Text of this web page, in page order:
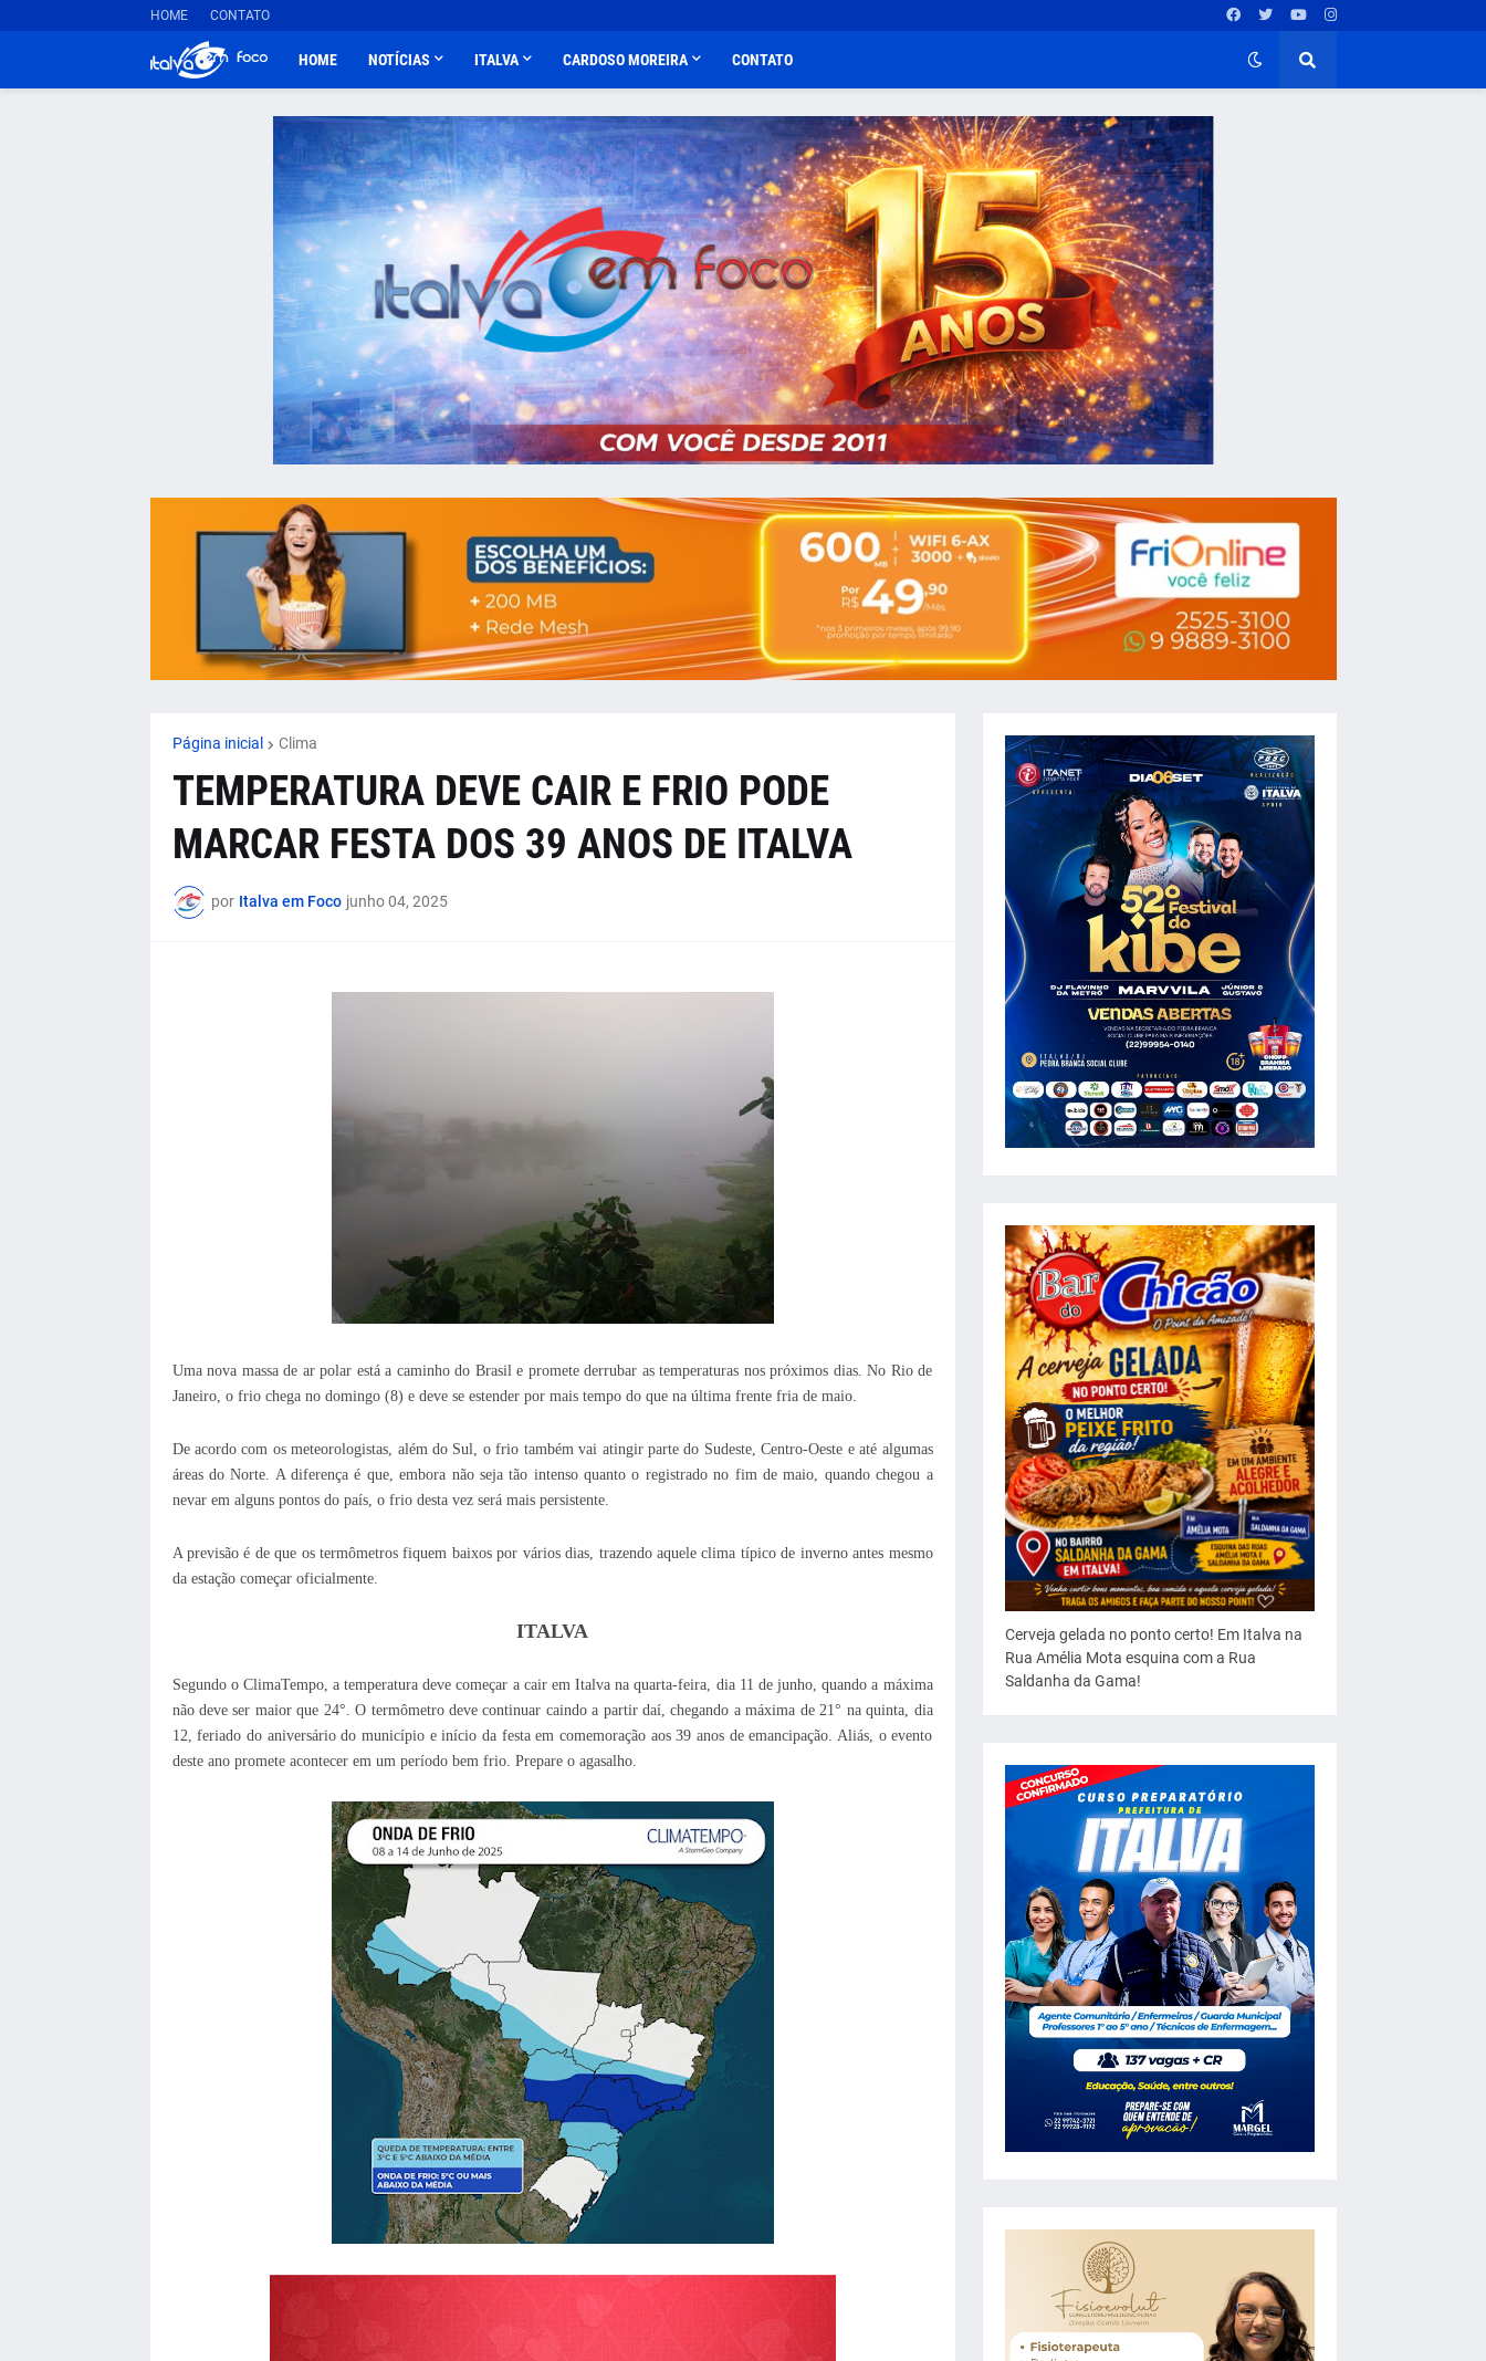
HOME CONTATO
HOME NOTÍCIAS ITALVA CARDOSO MOREIRA CONTATO
Página inicial Clima
TEMPERATURA DEVE CAIR E FRIO PODE
MARCAR FESTA DOS 39 ANOS DE ITALVA
por Italva em Foco junho 04, 2025
Uma nova massa de ar polar está a caminho do Brasil e promete derrubar as temperaturas nos próximos dias. No Rio de
Janeiro, o frio chega no domingo (8) e deve se estender por mais tempo do que na última frente fria de maio.
De acordo com os meteorologistas, além do Sul, o frio também vai atingir parte do Sudeste, Centro-Oeste e até algumas
áreas do Norte. A diferença é que, embora não seja tão intenso quanto o registrado no fim de maio, quando chegou a
nevar em alguns pontos do país, o frio desta vez será mais persistente.
A previsão é de que os termômetros fiquem baixos por vários dias, trazendo aquele clima típico de inverno antes mesmo
da estação começar oficialmente.
ITALVA
Segundo o ClimaTempo, a temperatura deve começar a cair em Italva na quarta-feira, dia 11 de junho, quando a máxima
não deve ser maior que 24°. O termômetro deve continuar caindo a partir daí, chegando a máxima de 21° na quinta, dia
12, feriado do aniversário do município e início da festa em comemoração aos 39 anos de emancipação. Aliás, o evento
deste ano promete acontecer em um período bem frio. Prepare o agasalho.
Cerveja gelada no ponto certo! Em Italva na
Rua Amélia Mota esquina com a Rua
Saldanha da Gama!